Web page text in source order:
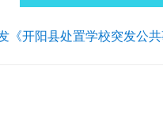
《开阳县处置学校突发公